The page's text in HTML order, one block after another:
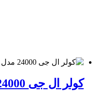
کولر ال جی 24000 مدل S4W24K2RPE